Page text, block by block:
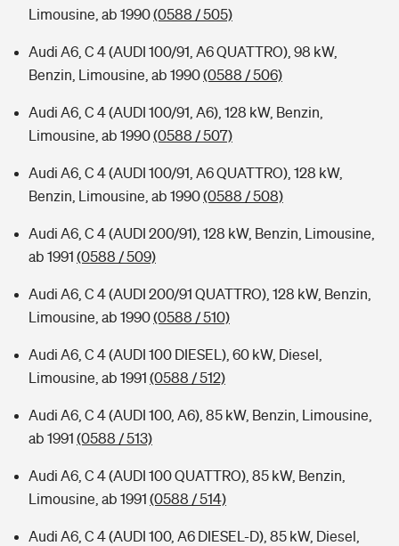
Tools
Kinderunfall-Check: Mehr Sicherheit für deine Kids
Sie haben Fragen?
Limousine, ab 1990(0588 / 505)
Audi A6, C 4 (AUDI 100/91, A6 QUATTRO), 98 kW,
Benzin, Limousine, ab 1990(0588 / 506)
Audi A6, C 4 (AUDI 100/91, A6), 128 kW, Benzin,
Limousine, ab 1990(0588 / 507)
Audi A6, C 4 (AUDI 100/91, A6 QUATTRO), 128 kW,
Benzin, Limousine, ab 1990(0588 / 508)
Audi A6, C 4 (AUDI 200/91), 128 kW, Benzin, Limousine,
ab 1991 (0588 / 509)
Audi A6, C 4 (AUDI 200/91 QUATTRO), 128 kW, Benzin,
Limousine, ab 1990(0588 / 510)
Audi A6, C 4 (AUDI 100 DIESEL), 60 kW, Diesel,
Limousine, ab 1991 (0588 / 512)
Audi A6, C 4 (AUDI 100, A6), 85 kW, Benzin, Limousine,
ab 1991 (0588 / 513)
Audi A6, C 4 (AUDI 100 QUATTRO), 85 kW, Benzin,
Limousine, ab 1991 (0588 / 514)
Audi A6, C 4 (AUDI 100, A6 DIESEL-D), 85 kW, Diesel,